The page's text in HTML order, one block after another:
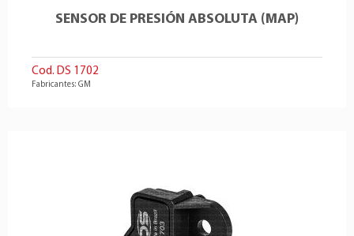
SENSOR DE PRESIÓN ABSOLUTA (MAP)
Cod. DS 1702
Fabricantes: GM